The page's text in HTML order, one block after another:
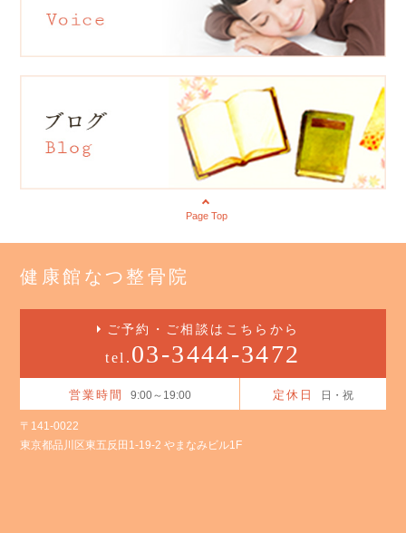
Page Top
健康館なつ整骨院
ご予約・ご相談はこちらから
tel. 03-3444-3472
営業時間 9:00～19:00 定休日 日・祝
〒141-0022
東京都品川区東五反田1-19-2 やまなみビル1F